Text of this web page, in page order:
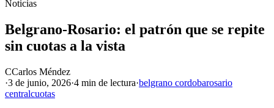
Noticias
Belgrano-Rosario: el patrón que se repite
sin cuotas a la vista
CCarlos Méndez
·3 de junio, 2026·4 min de lectura·belgrano cordobarosario
centralcuotas